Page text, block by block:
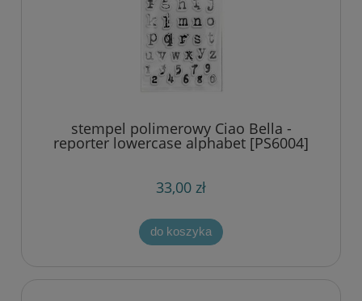
stempel polimerowy Ciao Bella -
reporter lowercase alphabet [PS6004]
33,00 zł
do koszyka